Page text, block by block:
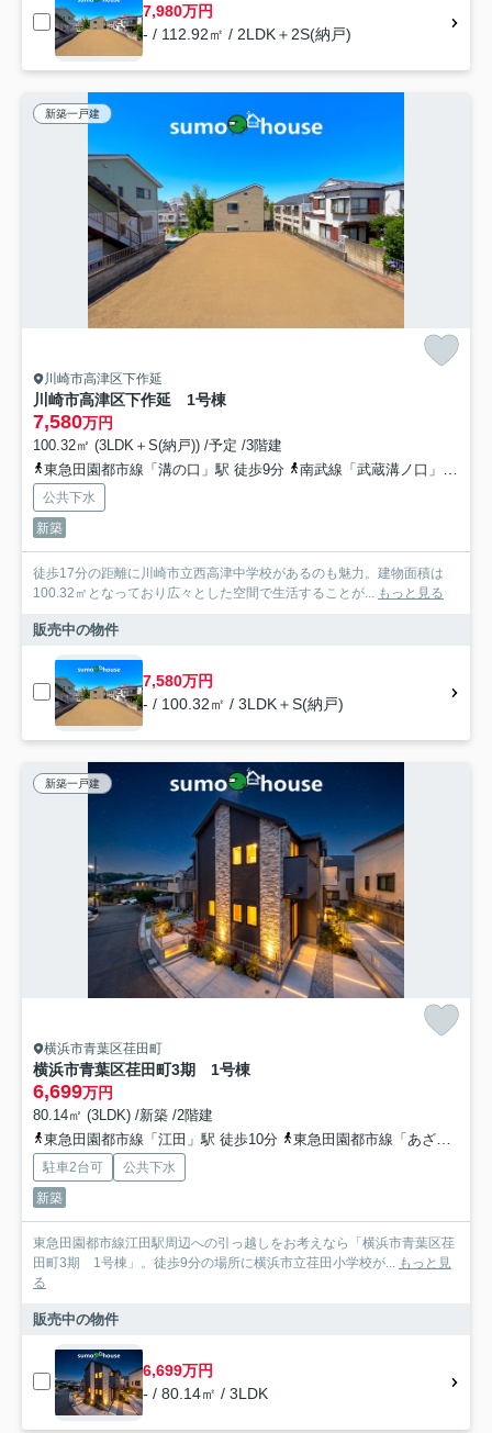
7,980万円
- / 112.92㎡ / 2LDK＋2S(納戸)
新築一戸建
川崎市高津区下作延
川崎市高津区下作延 1号棟
7,580万円
100.32㎡ (3LDK＋S(納戸)) /予定 /3階建
東急田園都市線「溝の口」駅 徒歩9分
南武線「武蔵溝ノ口」駅 徒歩10分
公共下水
新築
徒歩17分の距離に川崎市立西高津中学校があるのも魅力。建物面積は
100.32㎡となっており広々とした空間で生活することが...
もっと見る
販売中の物件
7,580万円
- / 100.32㎡ / 3LDK＋S(納戸)
新築一戸建
横浜市青葉区荏田町
横浜市青葉区荏田町3期 1号棟
6,699万円
80.14㎡ (3LDK) /新築 /2階建
東急田園都市線「江田」駅 徒歩10分
東急田園都市線「あざみ野」駅 徒歩22分
駐車2台可
公共下水
新築
東急田園都市線江田駅周辺への引っ越しをお考えなら「横浜市青葉区荏
田町3期 1号棟」。徒歩9分の場所に横浜市立荏田小学校が...
もっと見
る
販売中の物件
6,699万円
- / 80.14㎡ / 3LDK